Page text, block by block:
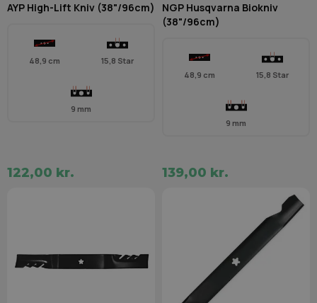
AYP High-Lift Kniv (38"/96cm)
48,9 cm 15,8 Star
9 mm
122,00 kr.
NGP Husqvarna Biokniv
(38"/96cm)
48,9 cm 15,8 Star
9 mm
139,00 kr.